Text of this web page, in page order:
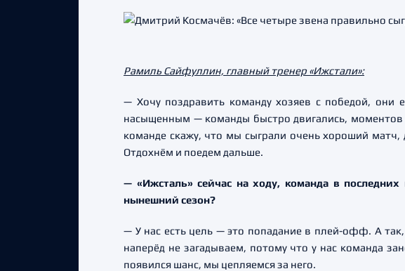
Рамиль Сайфуллин, главный тренер «Ижстали»:
— Хочу поздравить команду хозяев с победой,
насыщенным — команды быстро двигались,
команде скажу, что мы сыграли очень хороший матч,
Отдохнём и поедем дальше.
— «Ижсталь» сейчас на ходу, команда в
нынешний сезон?
— У нас есть цель — это попадание в плей-офф. А
наперёд не загадываем, потому что у нас команда
появился шанс, мы цепляемся за него.